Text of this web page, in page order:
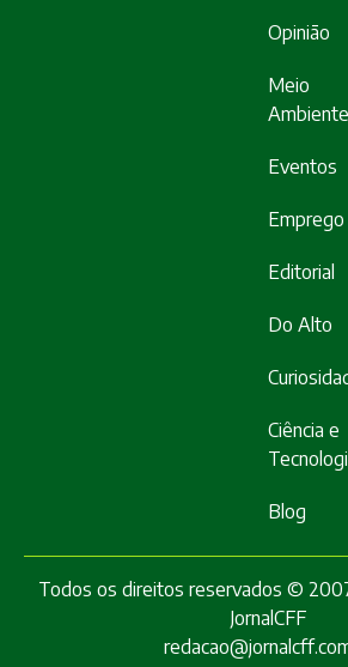
Opinião
Meio
Ambiente
Eventos
Emprego
Editorial
Do Alto
Ciência e
Blog
Todos os direitos reservados ©
JornalCFF